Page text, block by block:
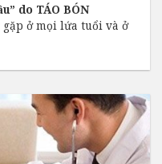
do TÁO BÓN
ở mọi lứa tuổi và ở